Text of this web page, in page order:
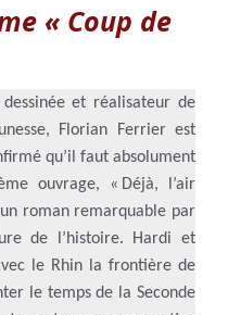
« Coup de
et réalisateur de
Florian Ferrier est
qu’il faut absolument
ouvrage, « Déjà, l’air
roman remarquable par
de l’histoire. Hardi et
le Rhin la frontière de
le temps de la Seconde